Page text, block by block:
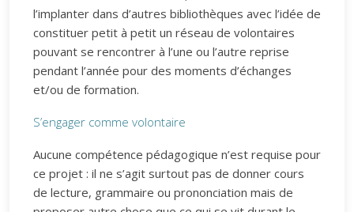
l’implanter dans d’autres bibliothèques avec l’idée de
constituer petit à petit un réseau de volontaires
pouvant se rencontrer à l’une ou l’autre reprise
pendant l’année pour des moments d’échanges
et/ou de formation.
S’engager comme volontaire
Aucune compétence pédagogique n’est requise pour
ce projet : il ne s’agit surtout pas de donner cours
de lecture, grammaire ou prononciation mais de